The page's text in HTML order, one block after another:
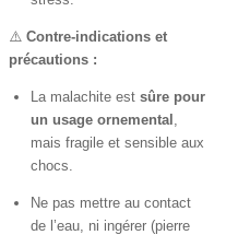
⚠️ Contre-indications et
précautions :
La malachite est sûre pour
un usage ornemental
mais fragile et sensible aux
chocs.
Ne pas mettre au contact
de l’eau, ni ingérer (pierre